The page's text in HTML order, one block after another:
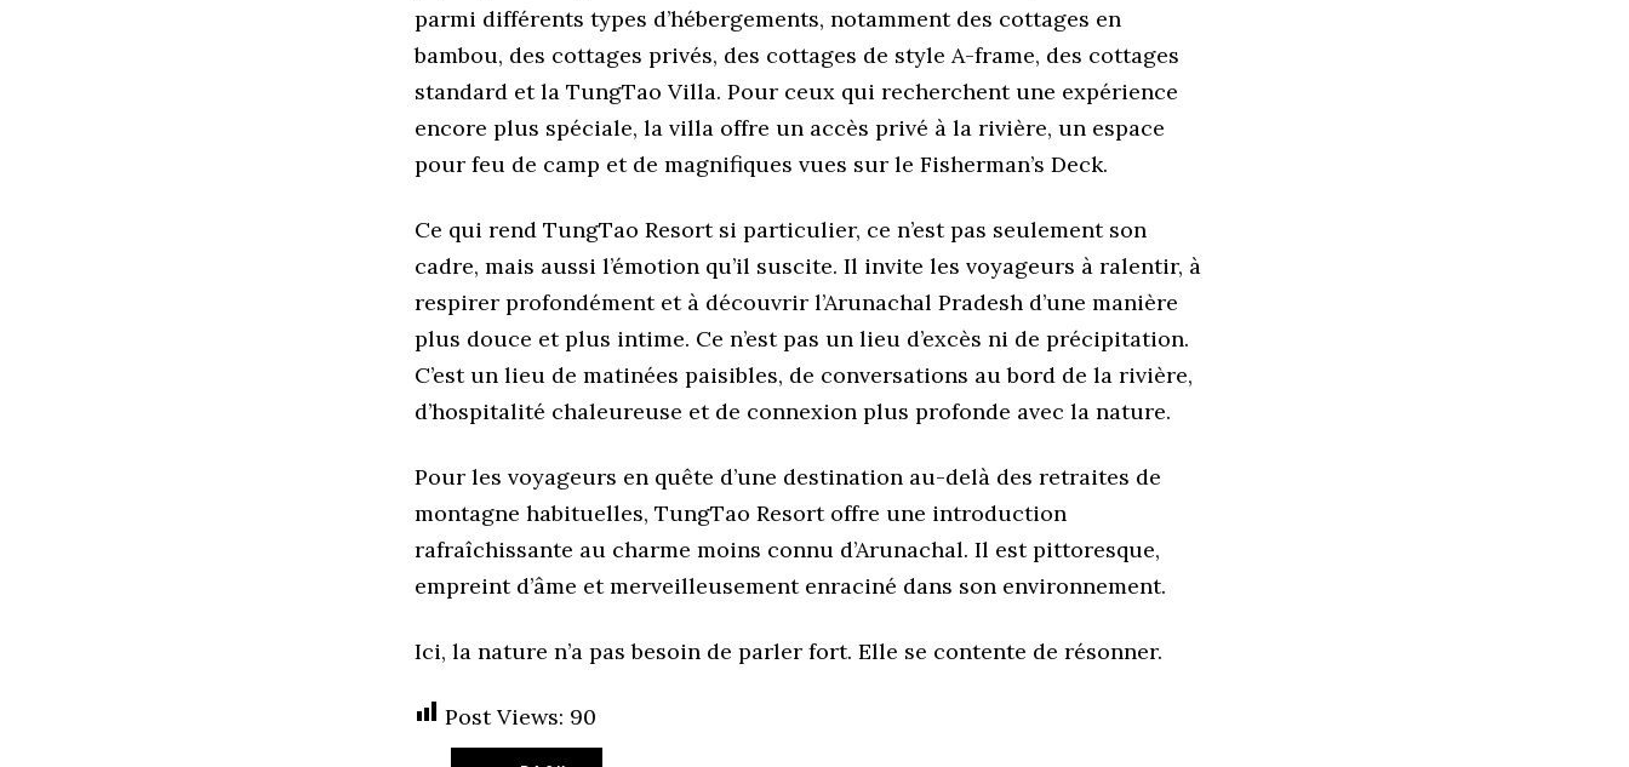
parmi différents types d’hébergements, notamment des cottages en
bambou, des cottages privés, des cottages de style A-frame, des cottages
standard et la TungTao Villa. Pour ceux qui recherchent une expérience
encore plus spéciale, la villa offre un accès privé à la rivière, un espace
pour feu de camp et de magnifiques vues sur le Fisherman’s Deck.
Ce qui rend TungTao Resort si particulier, ce n’est pas seulement son
cadre, mais aussi l’émotion qu’il suscite. Il invite les voyageurs à ralentir, à
respirer profondément et à découvrir l’Arunachal Pradesh d’une manière
plus douce et plus intime. Ce n’est pas un lieu d’excès ni de précipitation.
C’est un lieu de matinées paisibles, de conversations au bord de la rivière,
d’hospitalité chaleureuse et de connexion plus profonde avec la nature.
Pour les voyageurs en quête d’une destination au-delà des retraites de
montagne habituelles, TungTao Resort offre une introduction
rafraîchissante au charme moins connu d’Arunachal. Il est pittoresque,
empreint d’âme et merveilleusement enraciné dans son environnement.
Ici, la nature n’a pas besoin de parler fort. Elle se contente de résonner.
Post Views: 90